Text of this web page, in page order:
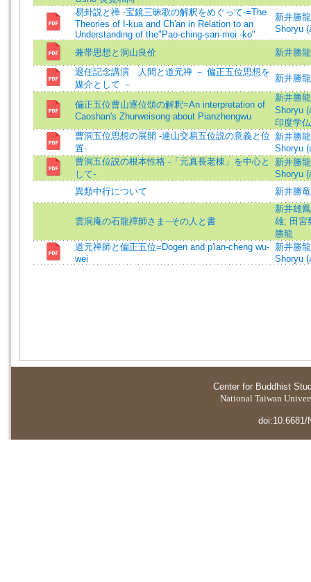
易卦説と禅 -宝鏡三昧歌の解釈をめぐって-=The
Theories of I-kua and Ch'an in Relation to an
Understanding of the"Pao-ching-san-mei -ko"
新井勝
Shoryu
兼帯思想と洞山良价
新井勝龍
退任記念講演 人間と道元禅 － 偏正五位思想を
媒介として －
新井勝龍
偏正五位曹山逐位頌の解釈=An interpretation of
Caoshan's Zhurweisong about Pianzhengwu
新井勝
Shoryu
印度学
曹洞五位思想の展開 -連山交易五位説の意義と位
置-
新井勝
Shoryu
曹洞五位説の根本性格 -「元真長老棟」を中心と
して-
新井勝
Shoryu
異類中行について
新井勝
雲洞庵の石龍禪師さま--その人と書
新井雄鳳
雄; 田宮
勝龍
道元禅師と偏正五位=Dogen and p'ian-cheng wu-
wei
新井勝
Shoryu
Center for Buddhist
National Taiwan
doi:10.6681/